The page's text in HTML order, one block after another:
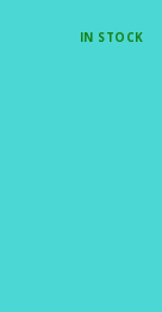
IN STOCK